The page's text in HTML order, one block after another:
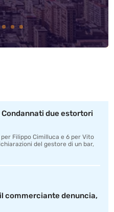
due estortori
Filippo Cimilluca e 6 per Vito
del gestore di un bar,
commerciante denuncia,